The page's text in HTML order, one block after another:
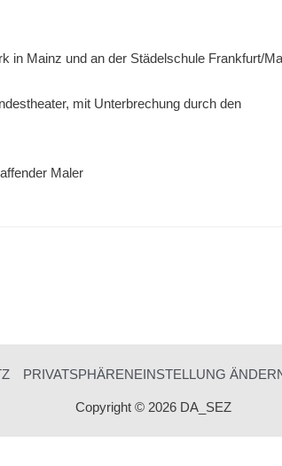
in Mainz und an der Städelschule Frank­furt/
mit Unterbrechung durch den
Maler
PRIVATSPHÄRENEINSTELLUNG
Copyright © 2026 DA_SEZ